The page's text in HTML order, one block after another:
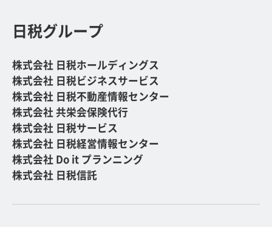
日税グループ
株式会社 日税ホールディングス
株式会社 日税ビジネスサービス
株式会社 日税不動産情報センター
株式会社 共栄会保険代行
株式会社 日税サービス
株式会社 日税経営情報センター
株式会社 Do it プランニング
株式会社 日税信託